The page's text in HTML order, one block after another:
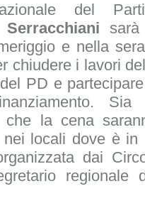
del
e nella
chiudere i lavori
PD e
Sia
che la cena
locali dove è in
dai
regionale